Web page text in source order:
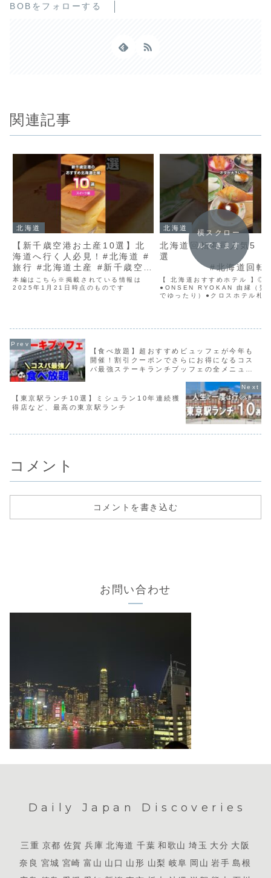
BOBをフォローする
関連記事
北海道
【新千歳空港お土産10選】北
海道へ行く人必見！#北海道 #
旅行 #北海道土産 #新千歳空港
#お土産 #shorts
本編はこちら※掲載されている情報は
2025年1月21日時点のものです
北海道
北海道回転寿司人気5
#北海道回転
【 北海道おすすめホテル 】◎
●ONSEN RYOKAN 由縁（贅
でゆったり）●クロスホテル札
横スクロー
ルできます
【食べ放題】超おすすめビュッフェが今年も
開催！割引クーポンでさらにお得になるコス
パ最強ステーキランチブッフェの全メニュー
テル 京都梅小路 レストラン 梅ごろも
【東京駅ランチ10選】ミシュラン10年連続獲
得店など、最高の東京駅ランチ
コメント
コメントを書き込む
お問い合わせ
Daily Japan Discoveries
三重 京都 佐賀 兵庫 北海道 千葉 和歌山 埼玉 大分 大阪
奈良 宮城 宮崎 富山 山口 山形 山梨 岐阜 岡山 岩手 島根